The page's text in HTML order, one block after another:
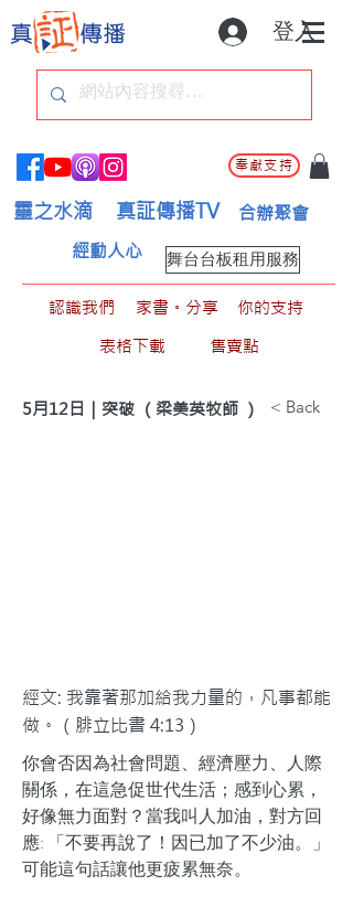
登入
奉獻支持
靈之水滴 真証傳播TV 合辦聚會
舞台台板租用服務
經動人心
認識我們 家書。分享
你的支持
表格下載
售賣點
5月12日｜突破 （梁美英牧師 ） < Back
經文: 我靠著那加給我力量的，凡事都能
做。（腓立比書 4:13）
你會否因為社會問題、經濟壓力、人際
關係，在這急促世代生活；感到心累，
好像無力面對？當我叫人加油，對方回
應: 「不要再說了！因已加了不少油。」
可能這句話讓他更疲累無奈。